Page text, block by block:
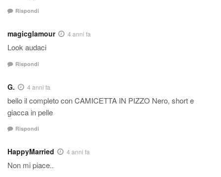
Rispondi
magicglamour 4 anni fa
Look audaci
Rispondi
G. 4 anni fa
bello il completo con CAMICETTA IN PIZZO Nero, short e
giacca in pelle
Rispondi
HappyMarried 4 anni fa
Non mi piace..